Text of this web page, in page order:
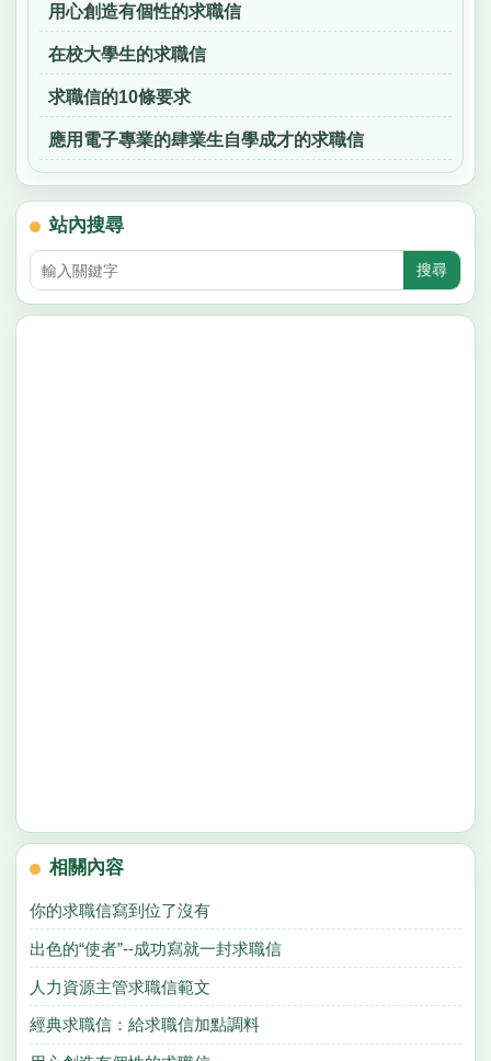
用心創造有個性的求職信
在校大學生的求職信
求職信的10條要求
應用電子專業的肆業生自學成才的求職信
站內搜尋
相關內容
你的求職信寫到位了沒有
出色的“使者”--成功寫就一封求職信
人力資源主管求職信範文
經典求職信：給求職信加點調料